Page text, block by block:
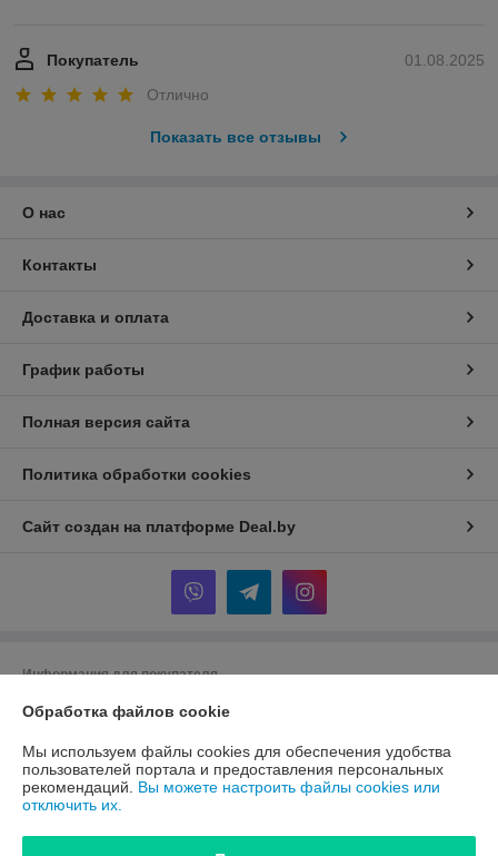
01.08.2025
Покупатель
Отлично
Показать все отзывы
О нас
Контакты
Доставка и оплата
График работы
Полная версия сайта
Политика обработки cookies
Сайт создан на платформе Deal.by
Информация для покупателя
Индивидуальный предприниматель:
Регистрационный номер ЕГР: 291162327
УНП: 291162327
Регистрационный орган: Минский горисполком
Обработка файлов cookie
Мы используем файлы cookies для обеспечения удобства
пользователей портала и предоставления персональных
рекомендаций. Вы можете настроить файлы cookies или
отключить их.